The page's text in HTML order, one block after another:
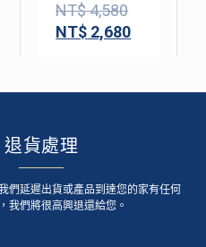
NT$4,580
NT$ 2,680
退貨處理
們延遲出貨或產品到達您的家有任何
我們將很高興退還給您。